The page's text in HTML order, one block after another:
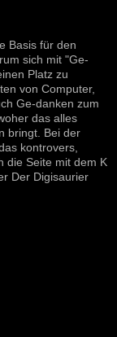
Basis für den
sich mit "Ge-
Platz zu
von Computer,
Ge-danken zum
das alles
bringt. Bei der
kontrovers,
die Seite mit dem K
Der Digisaurier